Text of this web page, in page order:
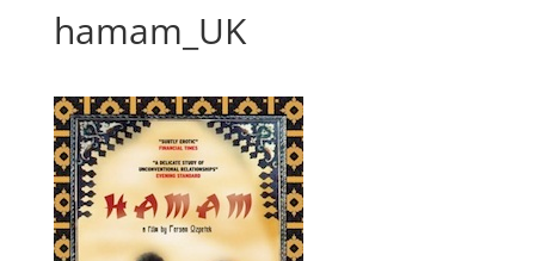
hamam_UK